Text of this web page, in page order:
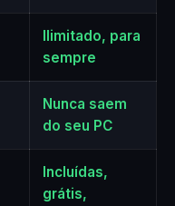
Ilimitado, para
sempre
Nunca saem
do seu PC
Incluídas,
grátis,